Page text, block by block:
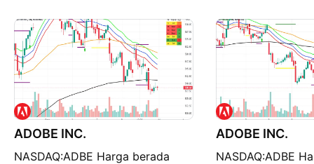
ADOBE INC.
NASDAQ:ADBE Harga berada
ADOBE INC.
NASDAQ:ADBE